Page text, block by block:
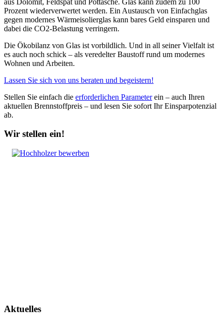
Prozent wiederverwertet werden. Ein Austausch von Einfachglas
gegen modernes Wärmeisolierglas kann bares Geld einsparen und
dabei die CO2-Belastung verringern.
Die Ökobilanz von Glas ist vorbildlich. Und in all seiner Vielfalt ist
es auch noch schick – als veredelter Baustoff rund um modernes
Wohnen und Arbeiten.
Lassen Sie sich von uns beraten und begeistern!
Stellen Sie einfach die erforderlichen Parameterein – auch Ihren
aktuellen Brennstoffpreis – und lesen Sie sofort Ihr Einsparpotenzial
ab.
Wir stellen ein!
Aktuelles